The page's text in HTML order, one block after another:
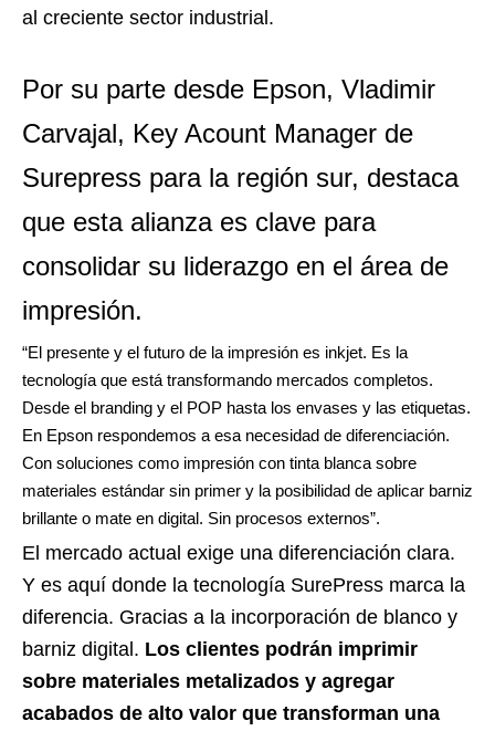
al creciente sector industrial.
Por su parte desde Epson, Vladimir
Carvajal, Key Acount Manager de
Surepress para la región sur, destaca
que esta alianza es clave para
consolidar su liderazgo en el área de
impresión.
“El presente y el futuro de la impresión es inkjet. Es la
tecnología que está transformando mercados completos.
Desde el branding y el POP hasta los envases y las etiquetas.
En Epson respondemos a esa necesidad de diferenciación.
Con soluciones como impresión con tinta blanca sobre
materiales estándar sin primer y la posibilidad de aplicar barniz
brillante o mate en digital. Sin procesos externos”.
El mercado actual exige una diferenciación clara.
Y es aquí donde la tecnología SurePress marca la
diferencia. Gracias a la incorporación de blanco y
barniz digital. Los clientes podrán imprimir
sobre materiales metalizados y agregar
acabados de alto valor que transforman una